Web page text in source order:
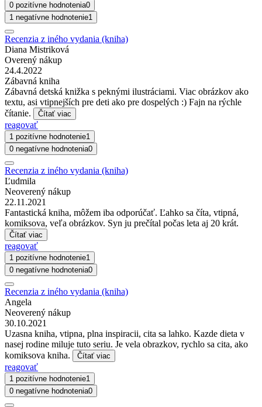
0 pozitívne hodnotenia0
1 negatívne hodnotenie1
Recenzia z iného vydania (kniha)
Diana Mistriková
Overený nákup
24.4.2022
Zábavná kniha
Zábavná detská knižka s peknými ilustráciami. Viac obrázkov ako
textu, asi vtipnejších pre deti ako pre dospelých :) Fajn na rýchle
čítanie.
Čítať viac
reagovať
1 pozitívne hodnotenie1
0 negatívne hodnotenia0
Recenzia z iného vydania (kniha)
Ľudmila
Neoverený nákup
22.11.2021
Fantastická kniha, môžem iba odporúčať. Ľahko sa číta, vtipná,
komiksova, veľa obrázkov. Syn ju prečítal počas leta aj 20 krát.
Čítať viac
reagovať
1 pozitívne hodnotenie1
0 negatívne hodnotenia0
Recenzia z iného vydania (kniha)
Angela
Neoverený nákup
30.10.2021
Uzasna kniha, vtipna, plna inspiracii, cita sa lahko. Kazde dieta v
nasej rodine miluje tuto seriu. Je vela obrazkov, rychlo sa cita, ako
komiksova kniha.
Čítať viac
reagovať
1 pozitívne hodnotenie1
0 negatívne hodnotenia0